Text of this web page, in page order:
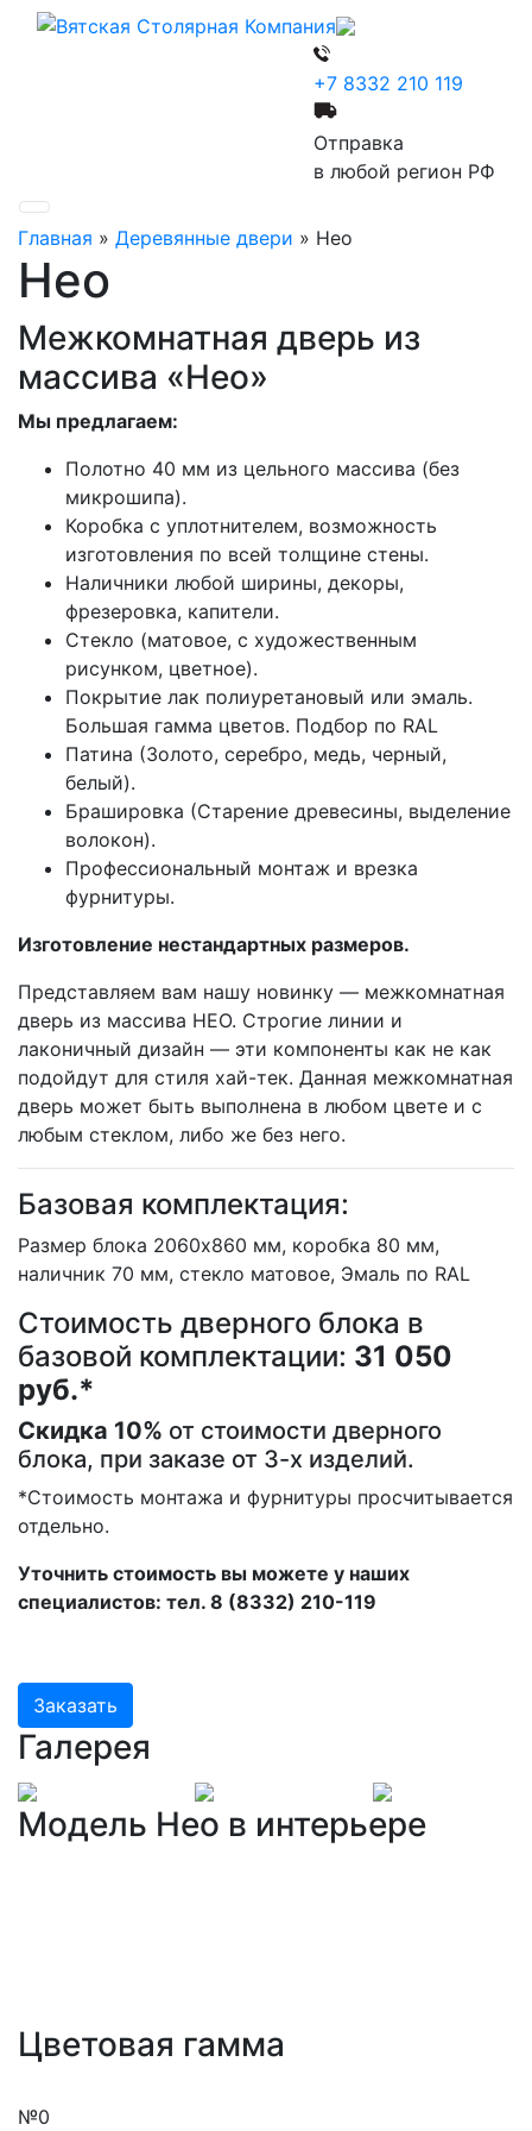
+7 8332 210 119
Отправка
в любой регион РФ
Главная » Деревянные двери » Нео
Нео
Межкомнатная дверь из
массива «Нео»
Мы предлагаем:
Полотно 40 мм из цельного массива (без
микрошипа).
Коробка с уплотнителем, возможность
изготовления по всей толщине стены.
Наличники любой ширины, декоры,
фрезеровка, капители.
Стекло (матовое, с художественным
рисунком, цветное).
Покрытие лак полиуретановый или эмаль.
Большая гамма цветов. Подбор по RAL
Патина (Золото, серебро, медь, черный,
белый).
Брашировка (Старение древесины, выделение
волокон).
Профессиональный монтаж и врезка
фурнитуры.
Изготовление нестандартных размеров.
Представляем вам нашу новинку — межкомнатная
дверь из массива НЕО. Строгие линии и
лаконичный дизайн — эти компоненты как не как
подойдут для стиля хай-тек. Данная межкомнатная
дверь может быть выполнена в любом цвете и с
любым стеклом, либо же без него.
Базовая комплектация:
Размер блока 2060х860 мм, коробка 80 мм,
наличник 70 мм, стекло матовое, Эмаль по RAL
Стоимость дверного блока в
базовой комплектации: 31 050
руб.*
Скидка 10% от стоимости дверного
блока, при заказе от 3-х изделий.
*Стоимость монтажа и фурнитуры просчитывается
отдельно.
Уточнить стоимость вы можете у наших
специалистов: тел. 8 (8332) 210-119
Заказать
Галерея
Модель Нео в интерьере
Цветовая гамма
№0